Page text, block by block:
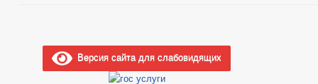
Версия сайта для слабовидящих